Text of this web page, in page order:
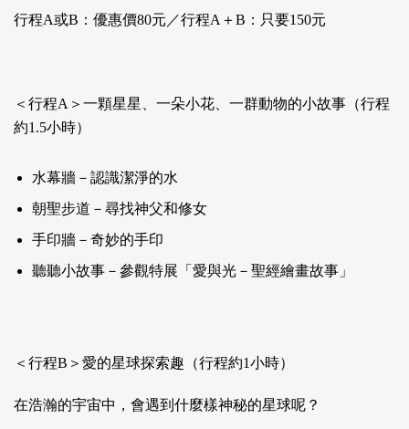
行程A或B：優惠價80元／行程A＋B：只要150元
＜行程A＞一顆星星、一朵小花、一群動物的小故事（行程
約1.5小時）
水幕牆－認識潔淨的水
朝聖步道－尋找神父和修女
手印牆－奇妙的手印
聽聽小故事－參觀特展「愛與光－聖經繪畫故事」
＜行程B＞愛的星球探索趣（行程約1小時）
在浩瀚的宇宙中，會遇到什麼樣神秘的星球呢？